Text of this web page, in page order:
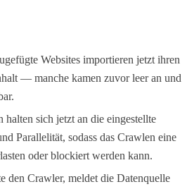
Websites importieren jetzt ihren
— manche kamen zuvor leer an und
halten sich jetzt an die eingestellte
Parallelität, sodass das Crawlen eine
oder blockiert werden kann.
den Crawler, meldet die Datenquelle